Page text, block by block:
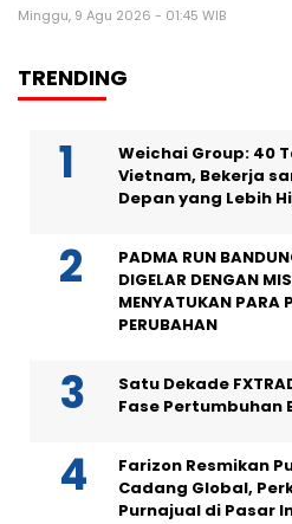
Minggu, 9 Agu 2026 - 01:45 WIB
TRENDING
Weichai Group: 40
Vietnam, Bekerja
Depan yang Lebih
PADMA RUN
DIGELAR DENGAN
MENYATUKAN PARA
PERUBAHAN
Satu Dekade
Fase Pertumbuhan
Farizon Resmikan
Cadang Global,
Purnajual di Pasar